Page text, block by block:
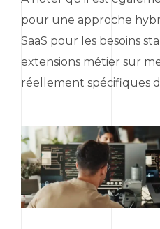
pour une approche
SaaS pour les besoins
extensions métier sur
réellement spécifiques